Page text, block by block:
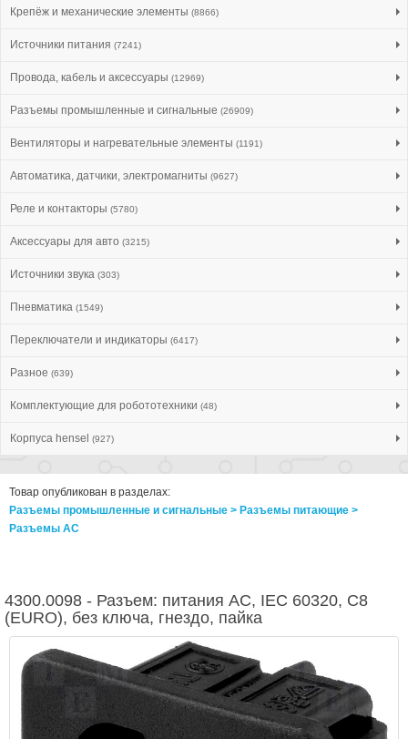
Крепёж и механические элементы (8866)
Источники питания (7241)
Провода, кабель и аксессуары (12969)
Разъемы промышленные и сигнальные (26909)
Вентиляторы и нагревательные элементы (1191)
Автоматика, датчики, электромагниты (9627)
Реле и контакторы (5780)
Аксессуары для авто (3215)
Источники звука (303)
Пневматика (1549)
Переключатели и индикаторы (6417)
Разное (639)
Комплектующие для робототехники (48)
Корпуса hensel (927)
Товар опубликован в разделах:
Разъемы промышленные и сигнальные > Разъeмы питающие >
Разъeмы AC
4300.0098 - Разъем: питания AC, IEC 60320, C8
(EURO), без ключа, гнездо, пайка